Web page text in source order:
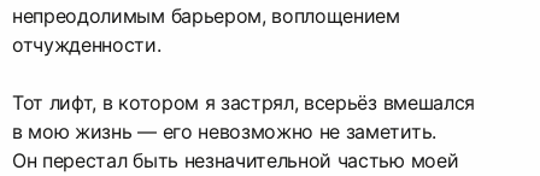
непреодолимым барьером, воплощением
отчужденности.
Тот лифт, в котором я застрял, всерьёз вмешался
в мою жизнь — его невозможно не заметить.
Он перестал быть незначительной частью моей